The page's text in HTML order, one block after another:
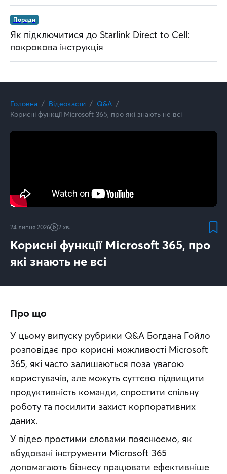
Поради
Як підключитися до Starlink Direct to Cell:
покрокова інструкція
Головна Відеокасти
Q&A
Корисні функції Microsoft 365, про які знають не всі
24 липня 2026 2 хв.
Корисні функції Microsoft 365, про
які знають не всі
Про що
У цьому випуску рубрики Q&A Богдана Гойло
розповідає про корисні можливості Microsoft
365, які часто залишаються поза увагою
користувачів, але можуть суттєво підвищити
продуктивність команди, спростити спільну
роботу та посилити захист корпоративних
даних.
У відео простими словами пояснюємо, як
вбудовані інструменти Microsoft 365
допомагають бізнесу працювати ефективніше